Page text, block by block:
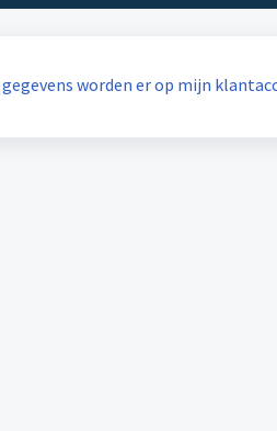
worden er op mijn